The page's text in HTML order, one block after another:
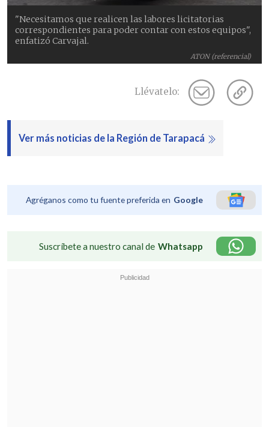
ATON (referencial)
"Necesitamos que realicen las labores licitatorias
correspondientes para poder contar con estos equipos",
enfatizó Carvajal.
Llévatelo:
Ver más noticias de la Región de Tarapacá
Agréganos como tu fuente preferida en Google
Suscríbete a nuestro canal de Whatsapp